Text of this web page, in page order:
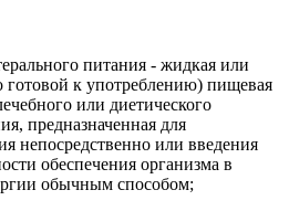
питания - жидкая или
готовой к употреблению) пищевая
или диетического
предназначенная для
непосредственно или введения
обеспечения организма в
обычным способом;